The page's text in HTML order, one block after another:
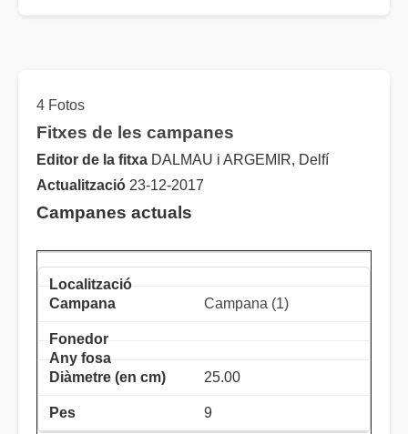
4 Fotos
Fitxes de les campanes
Editor de la fitxa DALMAU i ARGEMIR, Delfí
Actualització 23-12-2017
Campanes actuals
Campana (1)
25.00
9